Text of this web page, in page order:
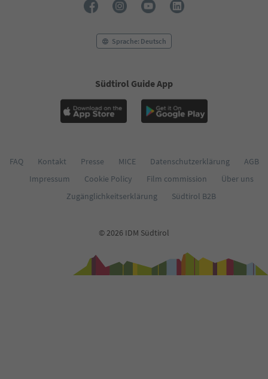
Sprache: Deutsch
Südtirol Guide App
FAQ Kontakt Presse MICE Datenschutzerklärung
AGB
Impressum
Cookie Policy Film commission
Über uns
Zugänglichkeitserklärung
Südtirol B2B
© 2026 IDM Südtirol